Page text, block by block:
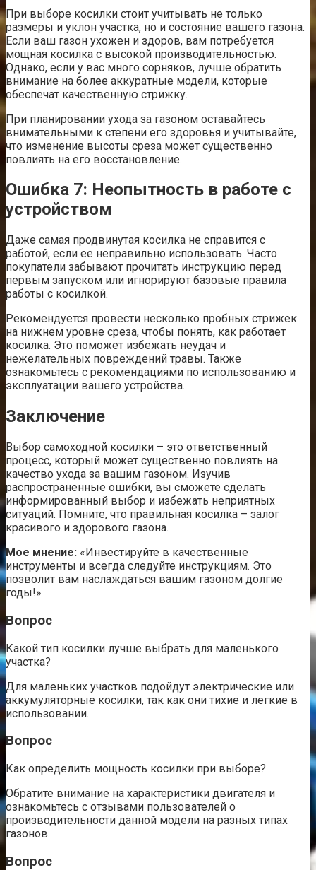
При выборе косилки стоит учитывать не только
размеры и уклон участка, но и состояние вашего газона.
Если ваш газон ухожен и здоров, вам потребуется
мощная косилка с высокой производительностью.
Однако, если у вас много сорняков, лучше обратить
внимание на более аккуратные модели, которые
обеспечат качественную стрижку.
При планировании ухода за газоном оставайтесь
внимательными к степени его здоровья и учитывайте,
что изменение высоты среза может существенно
повлиять на его восстановление.
Ошибка 7: Неопытность в работе с
устройством
Даже самая продвинутая косилка не справится с
работой, если ее неправильно использовать. Часто
покупатели забывают прочитать инструкцию перед
первым запуском или игнорируют базовые правила
работы с косилкой.
Рекомендуется провести несколько пробных стрижек
на нижнем уровне среза, чтобы понять, как работает
косилка. Это поможет избежать неудач и
нежелательных повреждений травы. Также
ознакомьтесь с рекомендациями по использованию и
эксплуатации вашего устройства.
Заключение
Выбор самоходной косилки – это ответственный
процесс, который может существенно повлиять на
качество ухода за вашим газоном. Изучив
распространенные ошибки, вы сможете сделать
информированный выбор и избежать неприятных
ситуаций. Помните, что правильная косилка – залог
красивого и здорового газона.
Мое мнение: «Инвестируйте в качественные
инструменты и всегда следуйте инструкциям. Это
позволит вам наслаждаться вашим газоном долгие
годы!»
Вопрос
Какой тип косилки лучше выбрать для маленького
участка?
Для маленьких участков подойдут электрические или
аккумуляторные косилки, так как они тихие и легкие в
использовании.
Вопрос
Как определить мощность косилки при выборе?
Обратите внимание на характеристики двигателя и
ознакомьтесь с отзывами пользователей о
производительности данной модели на разных типах
газонов.
Вопрос